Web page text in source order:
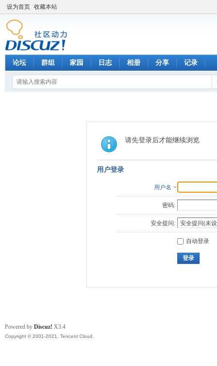
设为首页 收藏本站
论坛 群组 家园 日志 相册 分享 记录
请先登录后才能继续浏览
用户登录
用户名
密码:
安全提问:
自动登录
登录
Powered by Discuz! X3.4
Copyright © 2001-2021, Tencent Cloud.